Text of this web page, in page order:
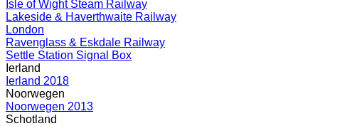
Isle of Wight Steam Railway
Lakeside & Haverthwaite Railway
London
Ravenglass & Eskdale Railway
Settle Station Signal Box
Ierland
Ierland 2018
Noorwegen
Noorwegen 2013
Schotland